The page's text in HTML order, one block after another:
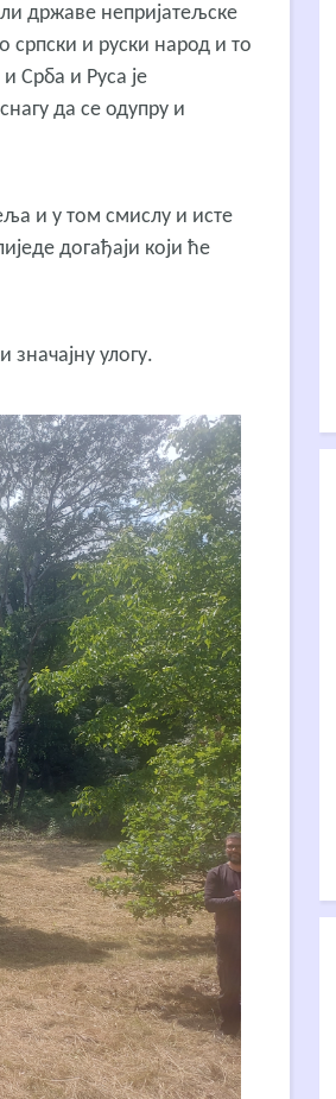
државе непријатељске
српски и руски народ и то
Срба и Руса је
да се одупру и
и у том смислу и исте
догађаји који ће
улогу.